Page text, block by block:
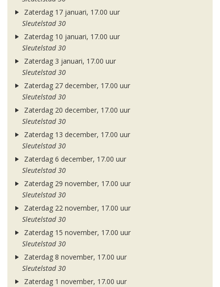
Zaterdag 17 januari, 17.00 uur
Sleutelstad 30
Zaterdag 10 januari, 17.00 uur
Sleutelstad 30
Zaterdag 3 januari, 17.00 uur
Sleutelstad 30
Zaterdag 27 december, 17.00 uur
Sleutelstad 30
Zaterdag 20 december, 17.00 uur
Sleutelstad 30
Zaterdag 13 december, 17.00 uur
Sleutelstad 30
Zaterdag 6 december, 17.00 uur
Sleutelstad 30
Zaterdag 29 november, 17.00 uur
Sleutelstad 30
Zaterdag 22 november, 17.00 uur
Sleutelstad 30
Zaterdag 15 november, 17.00 uur
Sleutelstad 30
Zaterdag 8 november, 17.00 uur
Sleutelstad 30
Zaterdag 1 november, 17.00 uur